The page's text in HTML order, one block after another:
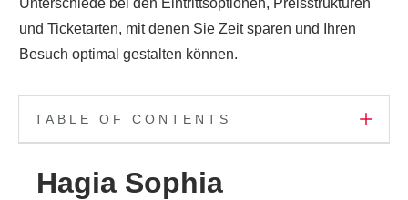
und Ticketarten, mit denen Sie Zeit sparen und Ihren
Besuch optimal gestalten können.
TABLE OF CONTENTS
Hagia Sophia